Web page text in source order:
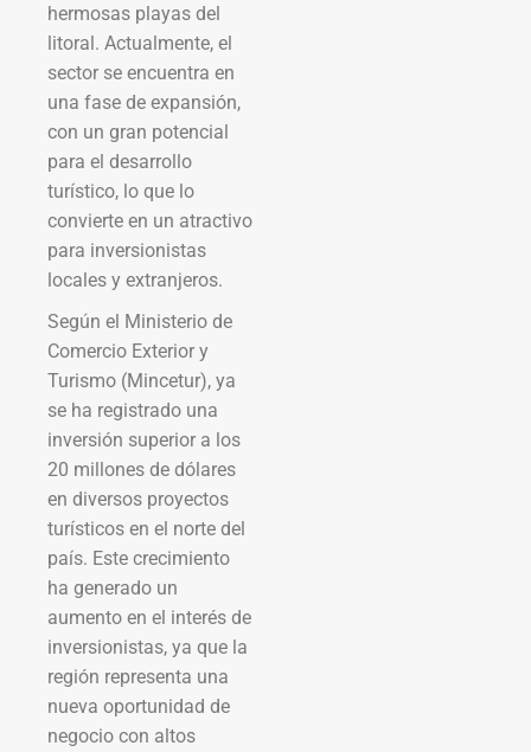
hermosas playas del
litoral. Actualmente, el
sector se encuentra en
una fase de expansión,
con un gran potencial
para el desarrollo
turístico, lo que lo
convierte en un atractivo
para inversionistas
locales y extranjeros.
Según el Ministerio de
Comercio Exterior y
Turismo (Mincetur), ya
se ha registrado una
inversión superior a los
20 millones de dólares
en diversos proyectos
turísticos en el norte del
país. Este crecimiento
ha generado un
aumento en el interés de
inversionistas, ya que la
región representa una
nueva oportunidad de
negocio con altos